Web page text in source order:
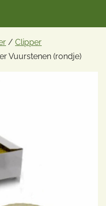
/ Clipper
Vuurstenen (rondje)